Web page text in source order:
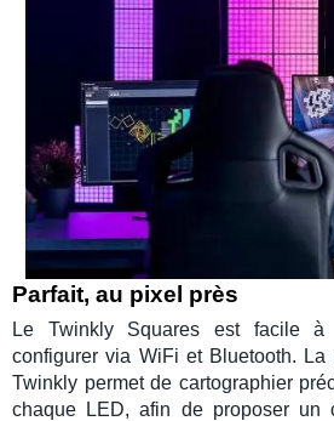
Parfait, au pixel près
Le Twinkly Squaresest facile à
configurer via WiFi et Bluetooth. La
Twinkly permet de cartographier
chaque LED, afin de proposer un